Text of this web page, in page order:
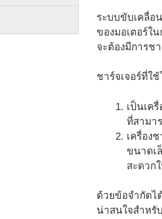
ระบบขับเคลื่อ
ของมอเตอร์ใ
จะต้องมีการช
ชาร์จเจอร์ที่ใ
เป็นเค
ที่สามา
เครื่อง
ขนาดเ
สะดวก
ด้วยข้อจำกัดไ
น่าสนใจสำหรั